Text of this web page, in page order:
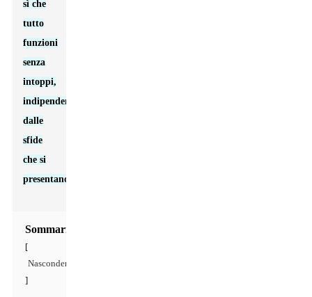
sì che
tutto
funzioni
senza
intoppi,
indipendentemente
dalle
sfide
che si
presentano.
Sommario
[
Nascondere
]